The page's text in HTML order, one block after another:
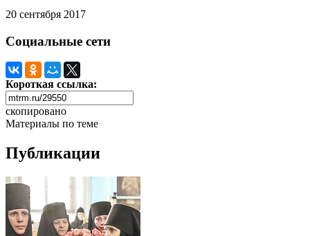
20 сентября 2017
Социальные сети
Короткая ссылка:
скопировано
Материалы по теме
Публикации